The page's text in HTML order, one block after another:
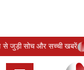
से जुड़ी सोच और सच्ची खबरें